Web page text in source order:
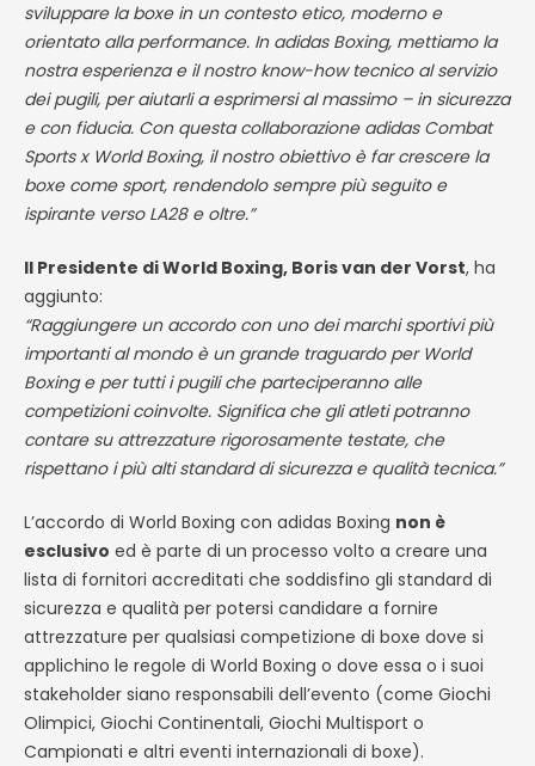
sviluppare la boxe in un contesto etico, moderno e
orientato alla performance. In adidas Boxing, mettiamo la
nostra esperienza e il nostro know-how tecnico al servizio
dei pugili, per aiutarli a esprimersi al massimo – in sicurezza
e con fiducia. Con questa collaborazione adidas Combat
Sports x World Boxing, il nostro obiettivo è far crescere la
boxe come sport, rendendolo sempre più seguito e
ispirante verso LA28 e oltre.”
Il Presidente di World Boxing, Boris van der Vorst, ha
aggiunto:
“Raggiungere un accordo con uno dei marchi sportivi più
importanti al mondo è un grande traguardo per World
Boxing e per tutti i pugili che parteciperanno alle
competizioni coinvolte. Significa che gli atleti potranno
contare su attrezzature rigorosamente testate, che
rispettano i più alti standard di sicurezza e qualità tecnica.”
L’accordo di World Boxing con adidas Boxing non è
esclusivo ed è parte di un processo volto a creare una
lista di fornitori accreditati che soddisfino gli standard di
sicurezza e qualità per potersi candidare a fornire
attrezzature per qualsiasi competizione di boxe dove si
applichino le regole di World Boxing o dove essa o i suoi
stakeholder siano responsabili dell’evento (come Giochi
Olimpici, Giochi Continentali, Giochi Multisport o
Campionati e altri eventi internazionali di boxe).